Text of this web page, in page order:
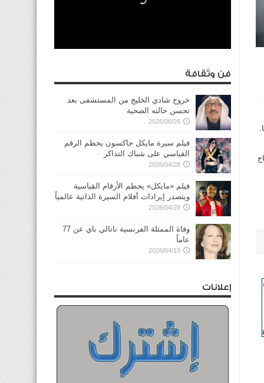
فن وثقافة
خروج شادي الخليج من المستشفى بعد
تحسن حالته الصحية
2026/06/26
فيلم سيرة مايكل جاكسون يحطم الرقم
القياسي على شباك التذاكر
2026/04/28
فيلم «مايكل» يحطم الأرقام القياسية
ويتصدر إيرادات أفلام السيرة الذاتية عالمياً
2026/04/28
وفاة الممثلة الفرنسية ناتالي باي عن 77
عاماً
2026/04/19
إعلانات